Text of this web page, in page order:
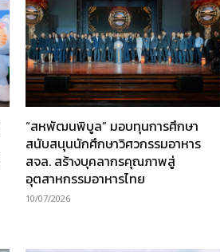
“สหพัฒนพิบูล” มอบทุนการศึกษา
สนับสนุนนักศึกษาวิศวกรรมอาหาร
สจล. สร้างบุคลากรคุณภาพสู่
อุตสาหกรรมอาหารไทย
10/07/2026